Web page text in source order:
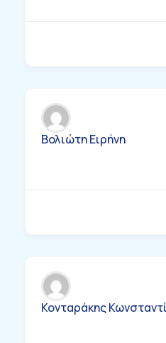
Bολιώτη Ειρήνη
Κονταράκης